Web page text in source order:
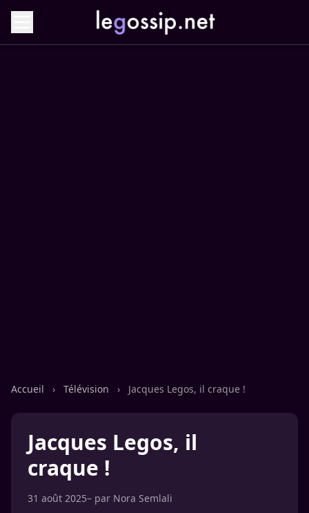
Accueil › Télévision › Jacques Legos, il craque !
Jacques Legos, il
craque !
31 août 2025– par Nora Semlali